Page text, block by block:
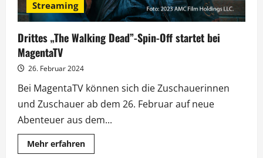
Streaming
Drittes „The Walking Dead”-Spin-Off startet bei
MagentaTV
26. Februar 2024
Bei MagentaTV können sich die Zuschauerinnen
und Zuschauer ab dem 26. Februar auf neue
Abenteuer aus dem...
Mehr erfahrenMehr
Informationen